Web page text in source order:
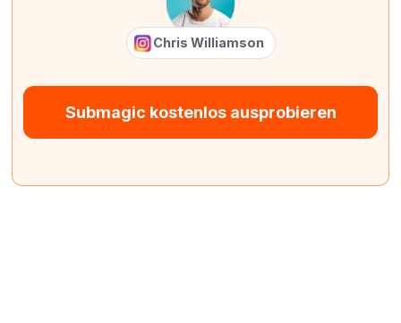
Chris Williamson
Submagic kostenlos ausprobieren